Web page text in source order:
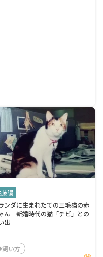
陽
ンダに生まれたての三毛猫の赤
ん 新婚時代の猫「チビ」との
出
飼い方